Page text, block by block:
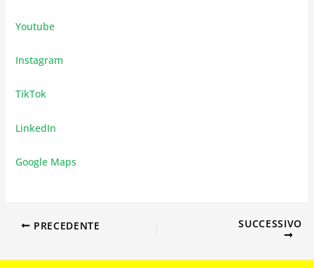
Youtube
Instagram
TikTok
LinkedIn
Google Maps
PRECEDENTE SUCCESSIVO